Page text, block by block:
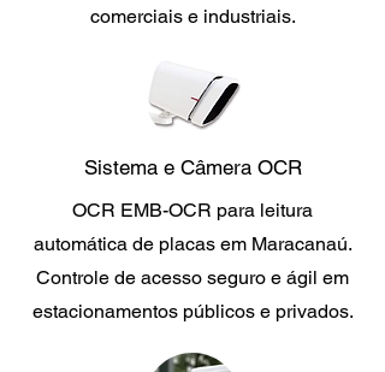
comerciais e industriais.
Sistema e Câmera OCR
OCR EMB-OCR para leitura
automática de placas em Maracanaú.
Controle de acesso seguro e ágil em
estacionamentos públicos e privados.